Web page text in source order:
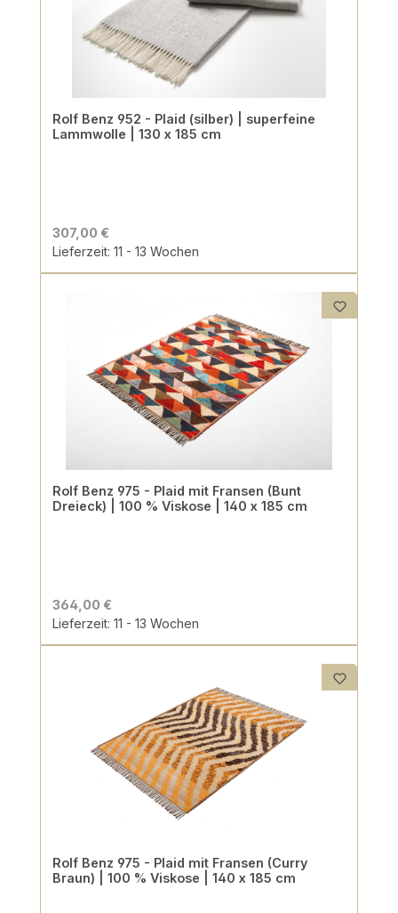
Rolf Benz 952 - Plaid (silber) | superfeine
Lammwolle | 130 x 185 cm
307,00 €
Lieferzeit: 11 - 13 Wochen
Rolf Benz 975 - Plaid mit Fransen (Bunt
Dreieck) | 100 % Viskose | 140 x 185 cm
364,00 €
Lieferzeit: 11 - 13 Wochen
Rolf Benz 975 - Plaid mit Fransen (Curry
Braun) | 100 % Viskose | 140 x 185 cm